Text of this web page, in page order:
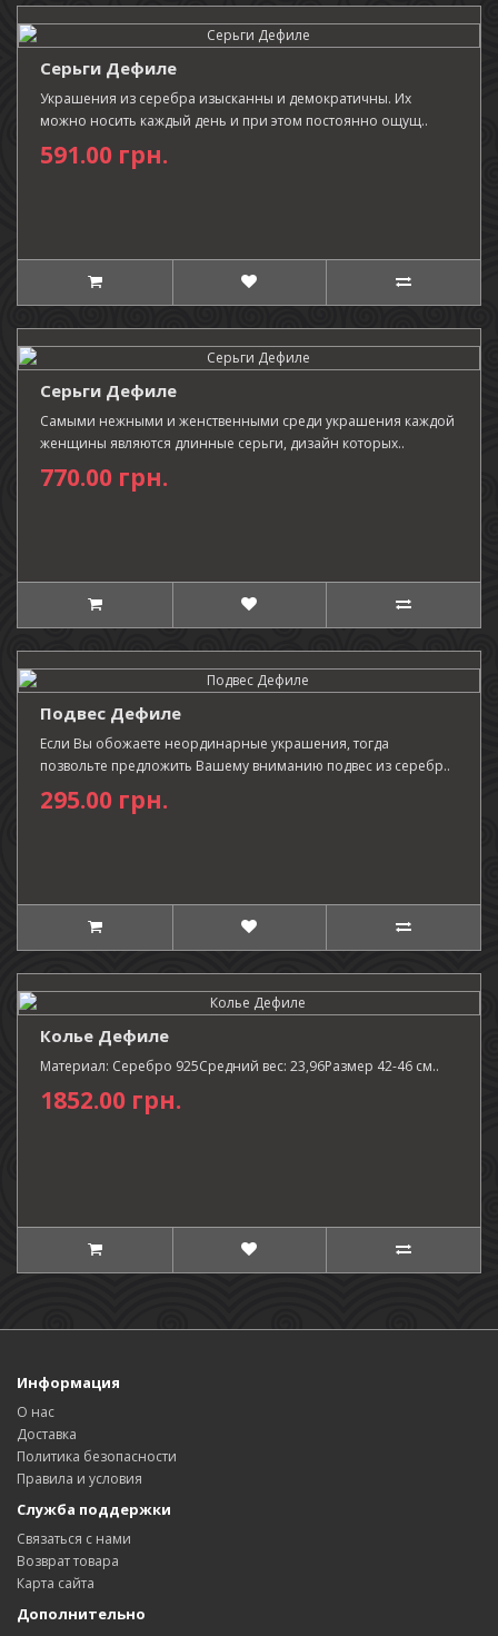
Серьги Дефиле
Украшения из серебра изысканны и демократичны. Их
можно носить каждый день и при этом постоянно ощущ..
591.00 грн.
Серьги Дефиле
Самыми нежными и женственными среди украшения каждой
женщины являются длинные серьги, дизайн которых..
770.00 грн.
Подвес Дефиле
Если Вы обожаете неординарные украшения, тогда
позвольте предложить Вашему вниманию подвес из серебр..
295.00 грн.
Колье Дефиле
Материал: Серебро 925Средний вес: 23,96Размер 42-46 см..
1852.00 грн.
Информация
О нас
Доставка
Политика безопасности
Правила и условия
Служба поддержки
Связаться с нами
Возврат товара
Карта сайта
Дополнительно